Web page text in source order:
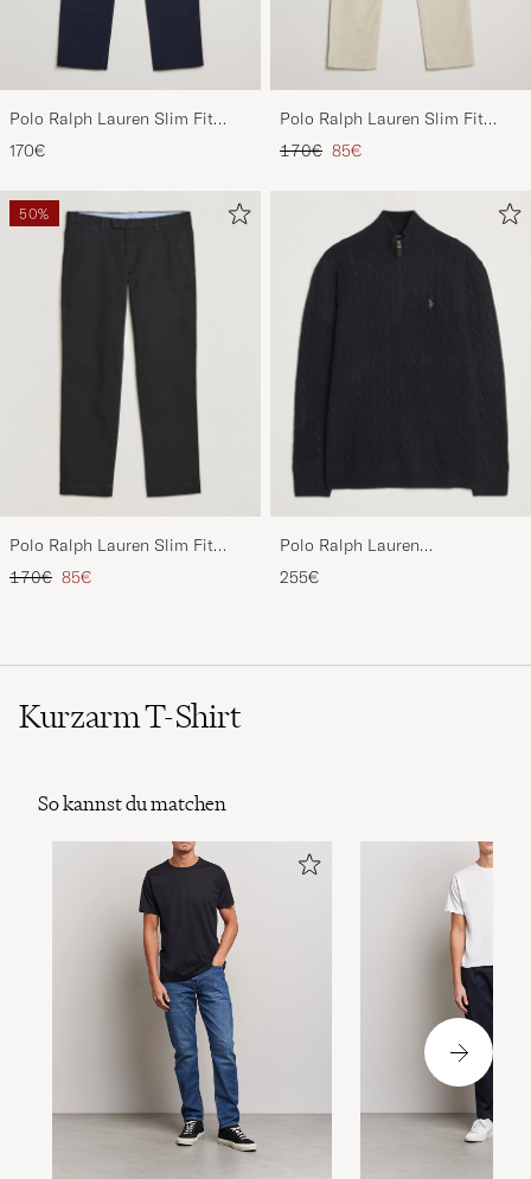
Polo Ralph Lauren Slim Fit
Stretch Chinos Aviator Navy
170€
Polo Ralph Lauren Slim Fit
Stretch Chinos Beige
Regulärer Preis
170€ Reduzierter Preis
85€
50%
Polo Ralph Lauren Slim Fit
Stretch Chinos Black
Regulärer Preis
170€ Reduzierter Preis
85€
Polo Ralph Lauren
Wool/Cashmere Cable Half Zip
Polo Black
255€
Kurzarm T-Shirt
So kannst du matchen